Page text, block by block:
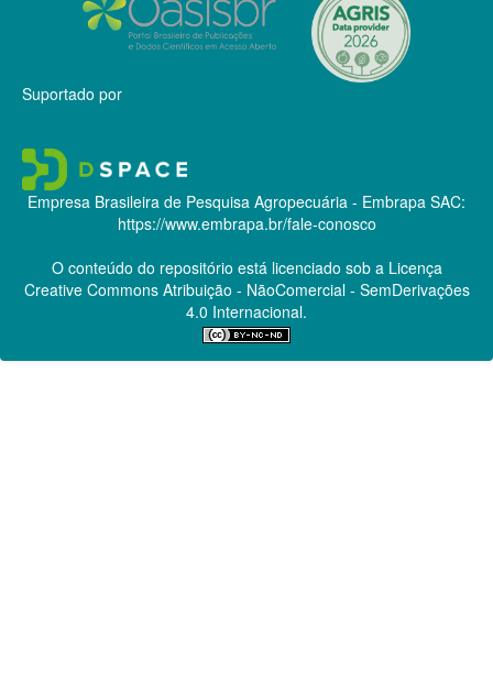
Suportado por
Empresa Brasileira de Pesquisa Agropecuária - Embrapa SAC:
https://www.embrapa.br/fale-conosco
O conteúdo do repositório está licenciado sob a Licença
Creative CommonsAtribuição - NãoComercial - SemDerivações
4.0 Internacional.